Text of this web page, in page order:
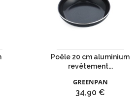
Poêle 20 cm aluminium
revêtement...
GREENPAN
Prix
34,90 €